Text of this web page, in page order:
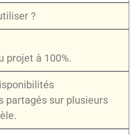
?
projet à 100%.
partagés sur plusieurs